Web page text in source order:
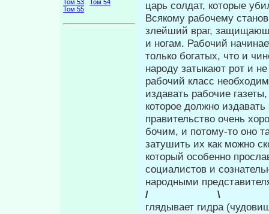
Том 53
Том 54
Том 55
царь солдат, которые
Всякому рабочему
злейший враг,
и ногам. Рабочий
только бо­гатых, что и
народу затыкают рот и
рабочий класс
издавать рабочие
которое должно
правительство очень
бочим, и потому-то оно
затушить их как можно
который особенно
социалистов и
народными
/ \
глядывает гидра